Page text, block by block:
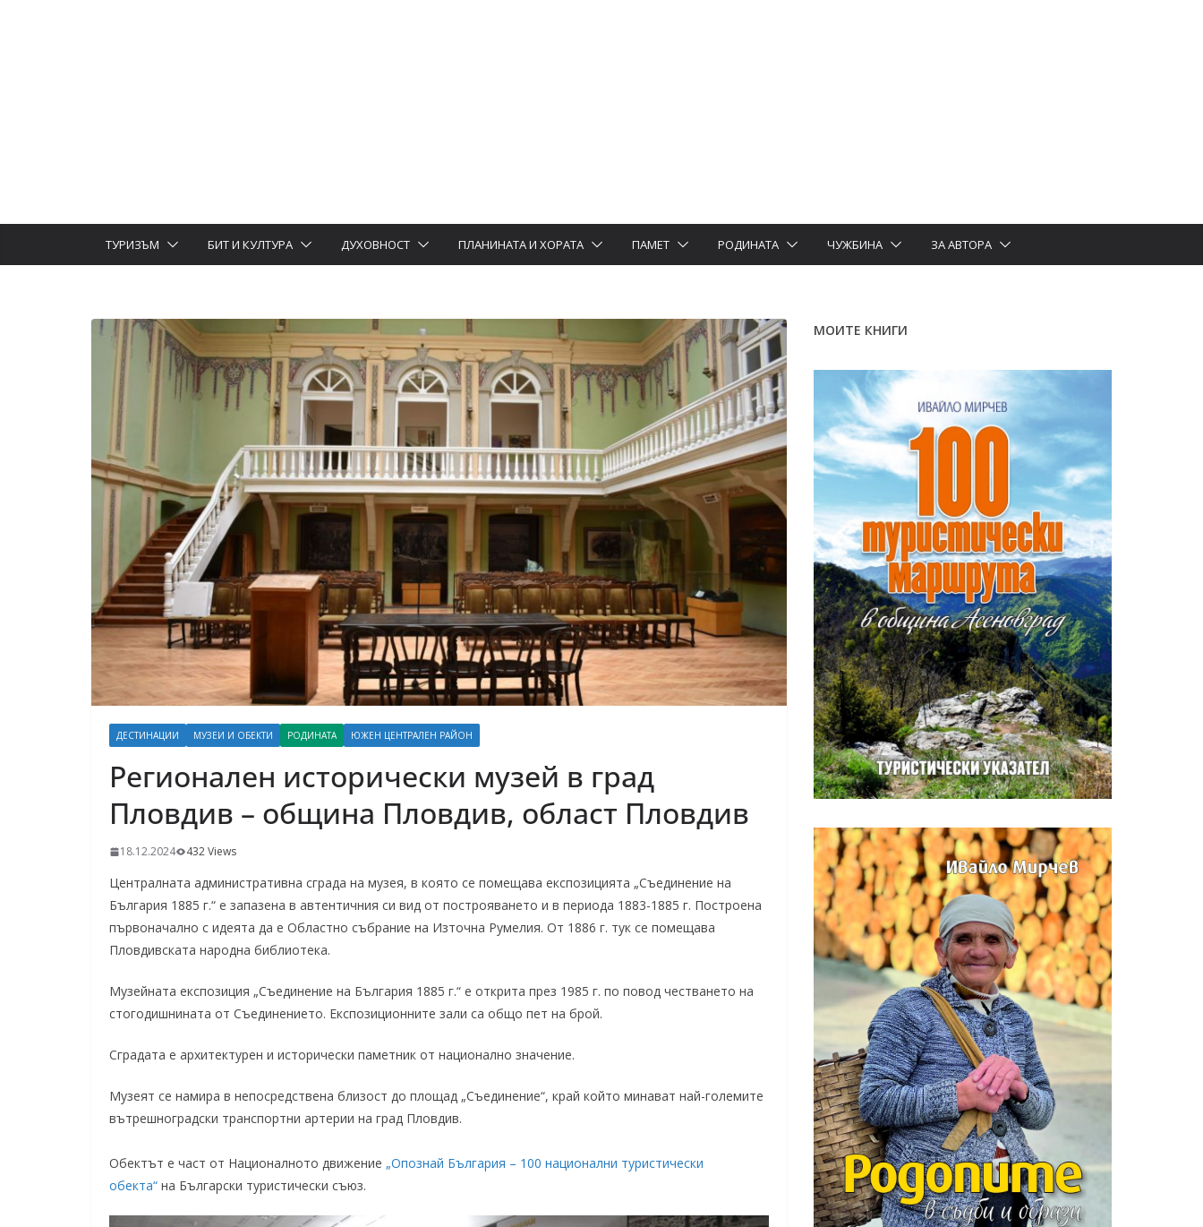
ТУРИЗЪМ БИТ И КУЛТУРА ДУХОВНОСТ ПЛАНИНАТА И ХОРАТА ПАМЕТ РОДИНАТА ЧУЖБИНА ЗА АВТОРА
ДЕСТИНАЦИИ МУЗЕИ И ОБЕКТИ РОДИНАТА ЮЖЕН ЦЕНТРАЛЕН РАЙОН
Регионален исторически музей в град
Пловдив – община Пловдив, област Пловдив
18.12.2024 432 Views
Централната административна сграда на музея, в която се помещава експозицията „Съединение на
България 1885 г.“ е запазена в автентичния си вид от построяването и в периода 1883-1885 г. Построена
първоначално с идеята да е Областно събрание на Източна Румелия. От 1886 г. тук се помещава
Пловдивската народна библиотека.
Музейната експозиция „Съединение на България 1885 г.“ е открита през 1985 г. по повод честването на
стогодишнината от Съединението. Експозиционните зали са общо пет на брой.
Сградата е архитектурен и исторически паметник от национално значение.
Музеят се намира в непосредствена близост до площад „Съединение“, край който минават най-големите
вътрешноградски транспортни артерии на град Пловдив.
Обектът е част от Националното движение „Опознай България – 100 национални туристически
обекта“ на Български туристически съюз.
МОИТЕ КНИГИ